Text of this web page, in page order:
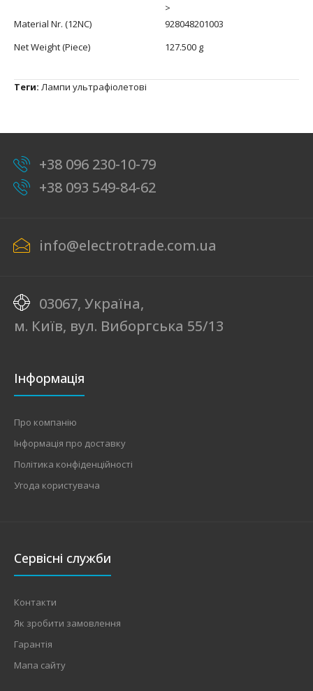
>
Material Nr. (12NC)
928048201003
Net Weight (Piece)
127.500 g
Теги: Лампи ультрафіолетові
+38 096 230-10-79
+38 093 549-84-62
info@electrotrade.com.ua
03067, Україна,
м. Київ, вул. Виборгська 55/13
Інформація
Про компанію
Інформація про доставку
Політика конфіденційності
Угода користувача
Сервісні служби
Контакти
Як зробити замовлення
Гарантія
Мапа сайту